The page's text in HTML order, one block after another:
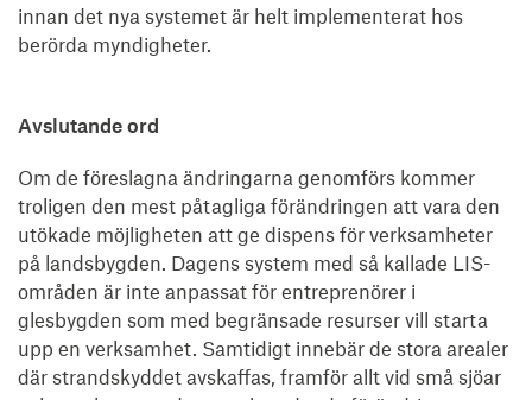
innan det nya systemet är helt implementerat hos
berörda myndigheter.
Avslutande ord
Om de föreslagna ändringarna genomförs kommer
troligen den mest påtagliga förändringen att vara den
utökade möjligheten att ge dispens för verksamheter
på landsbygden. Dagens system med så kallade LIS-
områden är inte anpassat för entreprenörer i
glesbygden som med begränsade resurser vill starta
upp en verksamhet. Samtidigt innebär de stora arealer
där strandskyddet avskaffas, framför allt vid små sjöar